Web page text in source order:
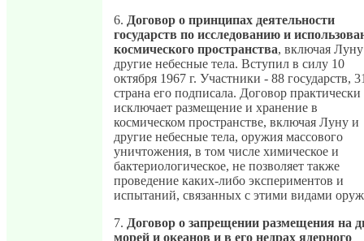
6. Договор о принципах деятельности
государств по исследованию и
космического пространства, включая
другие небесные тела. Вступил в силу 10
октября 1967 г. Участники - 88 государств,
страна его подписала. Договор практически
исключает размещение и хранение в
космическом пространстве, включая Луну и
другие небесные тела, оружия массового
уничтожения, в том числе химическое и
бактериологическое, не позволяет также
проведение каких-либо экспериментов и
испытаний, связанных с этими видами
7. Договор о запрещении размещения на
морей и океанов и в его недрах ядерного